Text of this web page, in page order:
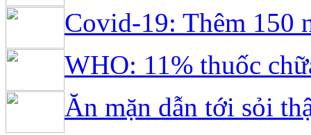
Covid-19: Thêm 150
WHO: 11% thuốc
Ăn mặn dẫn tới sỏi